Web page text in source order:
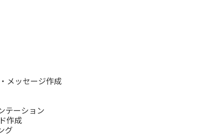
メッセージ作成
テーション
作成
グ